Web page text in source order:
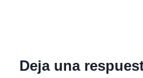
Deja una